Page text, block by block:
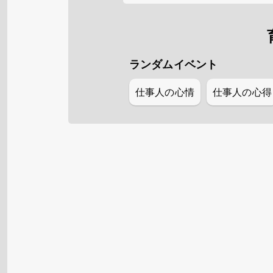
ランダムイベント
仕事人の心情 仕事人の心得